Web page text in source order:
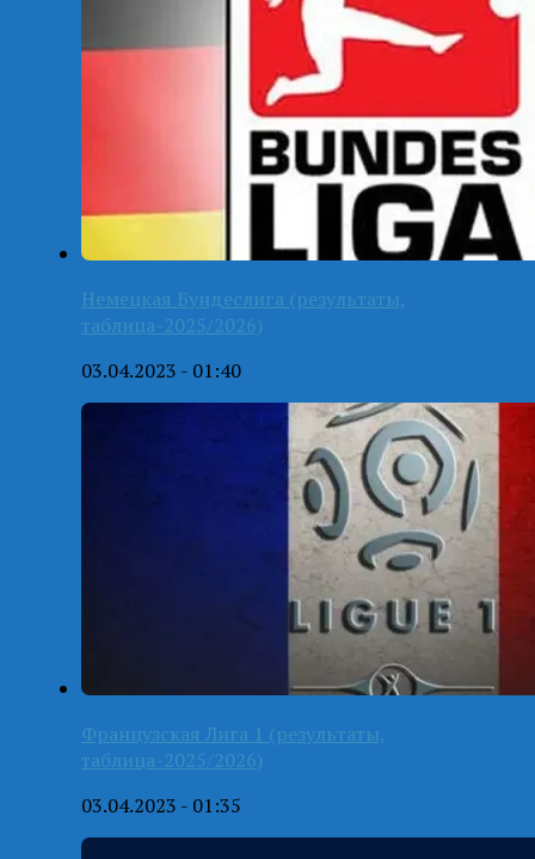
Немецкая Бундеслига (результаты,
таблица-2025/2026)
03.04.2023 - 01:40
Французская Лига 1 (результаты,
таблица-2025/2026)
03.04.2023 - 01:35